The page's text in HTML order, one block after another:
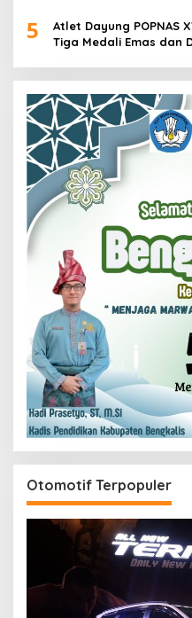
5
Atlet Dayung POPNAS
Tiga Medali Emas dan
Otomotif Terpopuler